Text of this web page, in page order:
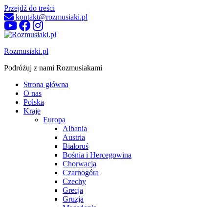
Przejdź do treści
kontakt@rozmusiaki.pl
Rozmusiaki.pl
Podróżuj z nami Rozmusiakami
Strona główna
O nas
Polska
Kraje
Europa
Albania
Austria
Białoruś
Bośnia i Hercegowina
Chorwacja
Czarnogóra
Czechy
Grecja
Gruzja